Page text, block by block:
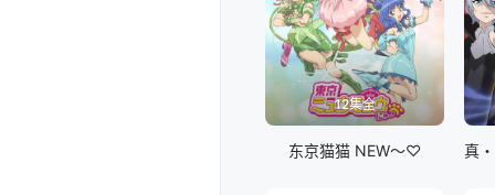
12集全
东京猫猫 NEW～♡